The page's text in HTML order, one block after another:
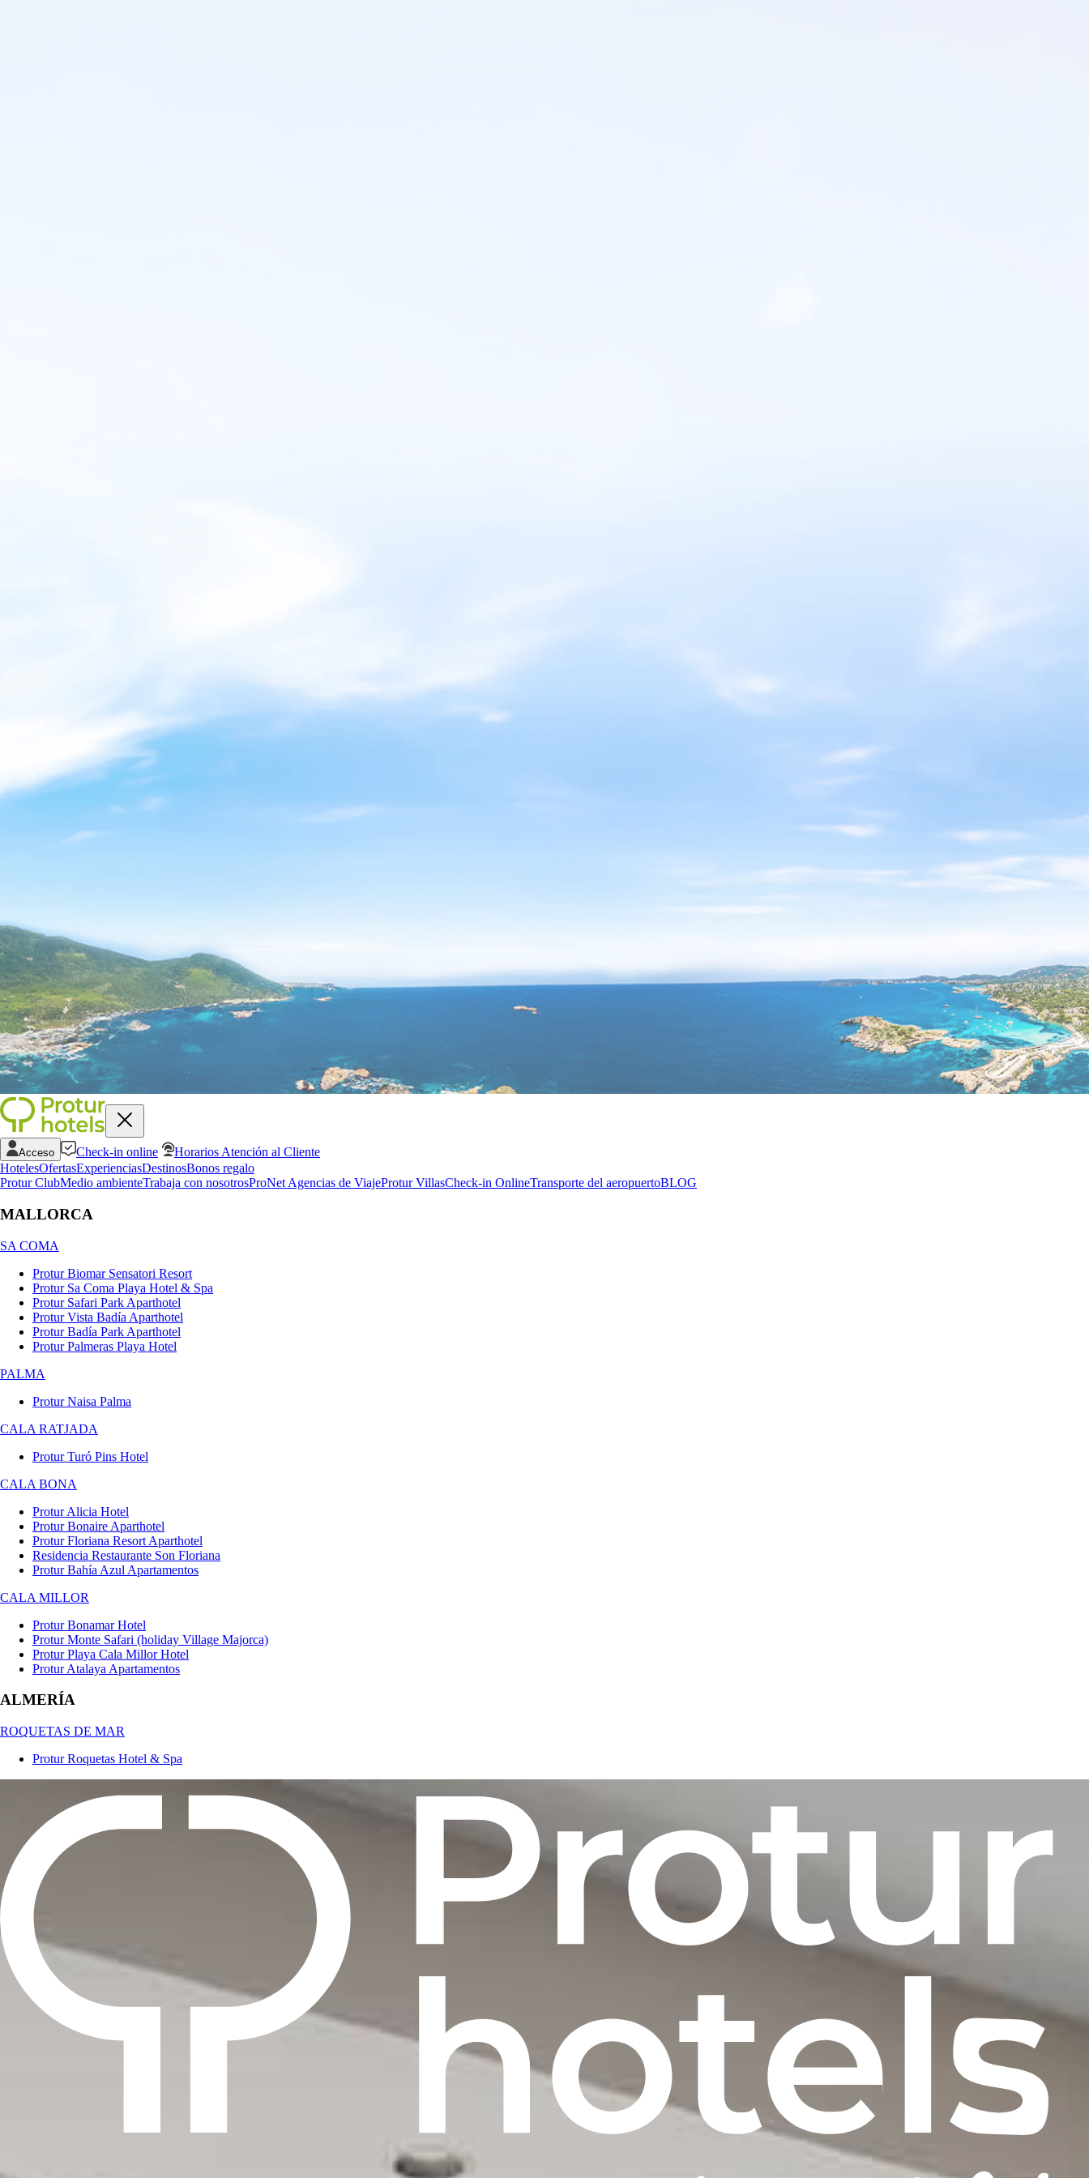
Acceso Check-in online
Horarios Atención al Cliente
HotelesOfertasExperienciasDestinosBonos regalo
Protur ClubMedio ambienteTrabaja con nosotrosProNet Agencias de ViajeProtur VillasCheck-in OnlineTransporte del aeropuertoBLOG
MALLORCA
SA COMA
Protur Biomar Sensatori Resort
Protur Sa Coma Playa Hotel & Spa
Protur Safari Park Aparthotel
Protur Vista Badía Aparthotel
Protur Badía Park Aparthotel
Protur Palmeras Playa Hotel
PALMA
Protur Naisa Palma
CALA RATJADA
Protur Turó Pins Hotel
CALA BONA
Protur Alicia Hotel
Protur Bonaire Aparthotel
Protur Floriana Resort Aparthotel
Residencia Restaurante Son Floriana
Protur Bahía Azul Apartamentos
CALA MILLOR
Protur Bonamar Hotel
Protur Monte Safari (holiday Village Majorca)
Protur Playa Cala Millor Hotel
Protur Atalaya Apartamentos
ALMERÍA
ROQUETAS DE MAR
Protur Roquetas Hotel & Spa